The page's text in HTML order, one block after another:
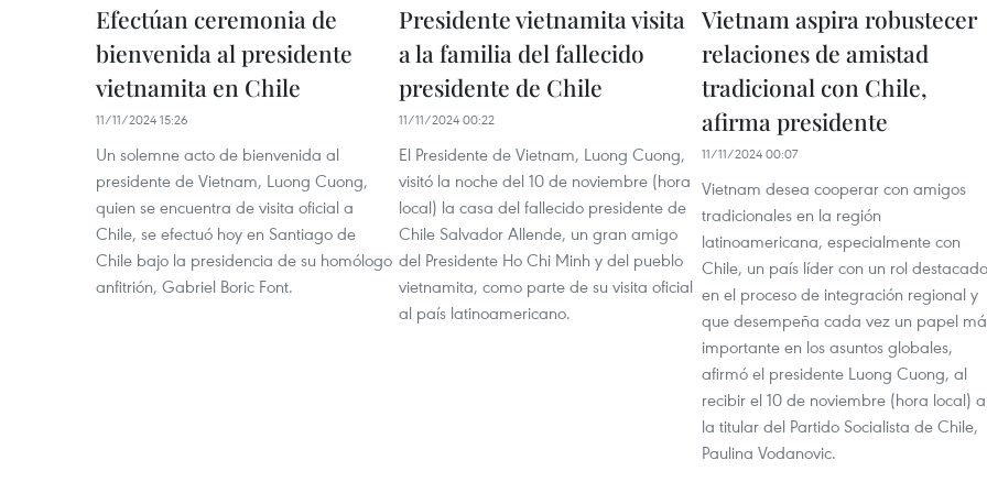
Efectúan ceremonia de
bienvenida al presidente
vietnamita en Chile
11/11/2024 15:26
Un solemne acto de bienvenida al
presidente de Vietnam, Luong Cuong,
quien se encuentra de visita oficial a
Chile, se efectuó hoy en Santiago de
Chile bajo la presidencia de su homólogo
anfitrión, Gabriel Boric Font.
Presidente vietnamita visita
a la familia del fallecido
presidente de Chile
11/11/2024 00:22
El Presidente de Vietnam, Luong Cuong,
visitó la noche del 10 de noviembre (hora
local) la casa del fallecido presidente de
Chile Salvador Allende, un gran amigo
del Presidente Ho Chi Minh y del pueblo
vietnamita, como parte de su visita oficial
al país latinoamericano.
Vietnam aspira robustecer
relaciones de amistad
tradicional con Chile,
afirma presidente
11/11/2024 00:07
Vietnam desea cooperar con amigos
tradicionales en la región
latinoamericana, especialmente con
Chile, un país líder con un rol destacado
en el proceso de integración regional y
que desempeña cada vez un papel
importante en los asuntos globales,
afirmó el presidente Luong Cuong, al
recibir el 10 de noviembre (hora local) a
la titular del Partido Socialista de Chile,
Paulina Vodanovic.